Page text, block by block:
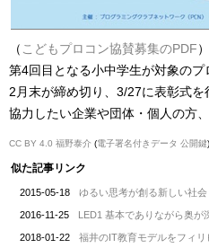
（ こどもプロコン協賛募集のPDF）
第4回目となる小中学生が対象の
2月末が締め切り、3/27に表彰式を
協力したい企業や団体・個人の方
CC BY 4.0 福野泰介 (電子署名付きデータ 公開鍵
似た記事リンク
2015-05-18 ゆるい思考が創る新しい社
2016-11-25 LED1 基本でありながら奥が
2018-01-22 福井のIT教育モデルをフィ